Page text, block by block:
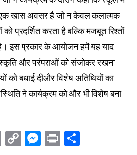
खास अवसर है जो न केवल कलात्मक
प्रदर्शित करता है बल्कि मजबूत रिश्तों
है। इस प्रकार के आयोजन हमें यह याद
और परंपराओं को संजोकर रखना
को बधाई दीऔर विशेष अतिथियों का
ने कार्यक्रम को और भी विशेष बना
Email
CopyMessenger
Print